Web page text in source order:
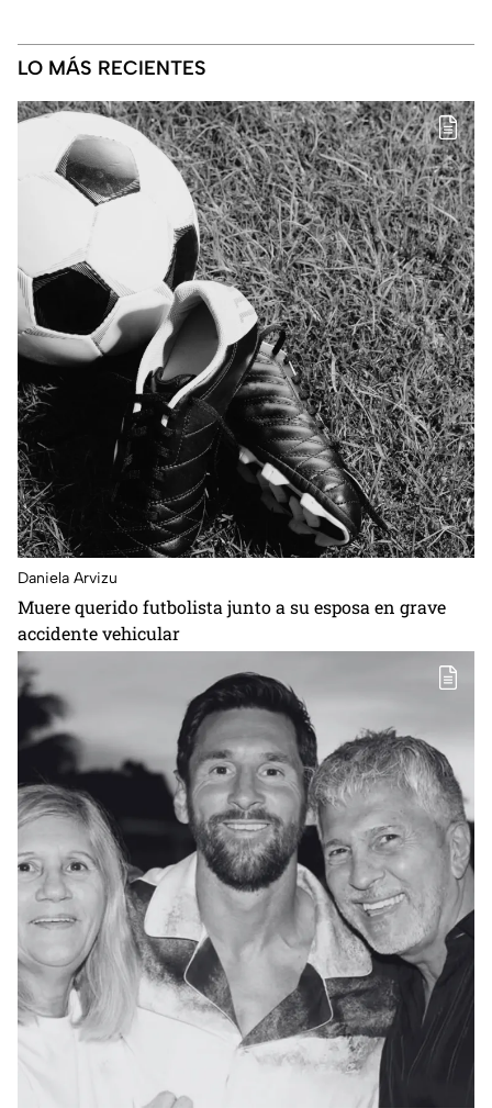
LO MÁS RECIENTES
Daniela Arvizu
Muere querido futbolista junto a su esposa en grave
accidente vehicular